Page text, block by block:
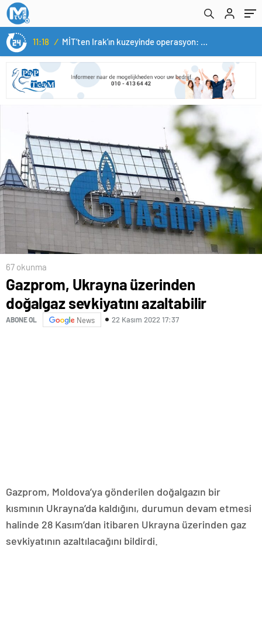
11:18 / MİT’ten Irak’ın kuzeyinde operasyon: Ramazan Güneş Türkiye’ye getirildi
67 okunma
Gazprom, Ukrayna üzerinden
doğalgaz sevkiyatını azaltabilir
ABONE OL News 22 Kasım 2022 17:37
Gazprom, Moldova’ya gönderilen doğalgazın bir
kısmının Ukrayna’da kaldığını, durumun devam etmesi
halinde 28 Kasım’dan itibaren Ukrayna üzerinden gaz
sevkiyatının azaltılacağını bildirdi.